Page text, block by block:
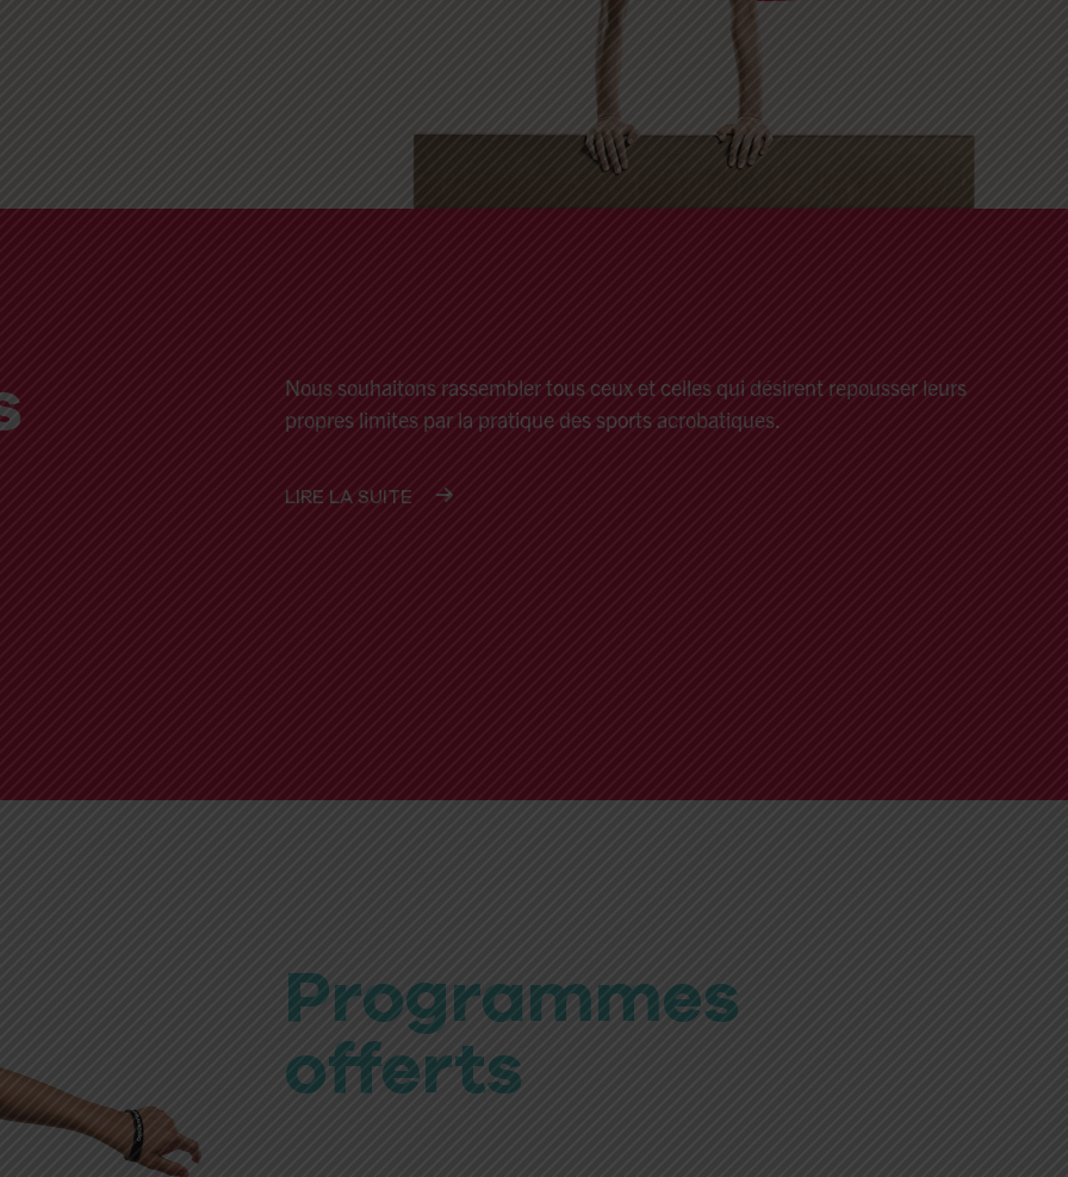
View Développement moteur
G-Force - Cheerleading
Gymnastique artistique
Gymnastique acrobatique
Nous souhaitons rassembler tous ceux et celles qui désirent repousser leurs
propres limites par la pratique des sports acrobatiques.
LIRE LA SUITE
Programmes
offerts